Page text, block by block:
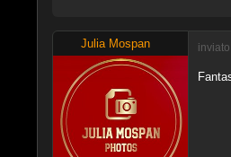
Julia Mospan